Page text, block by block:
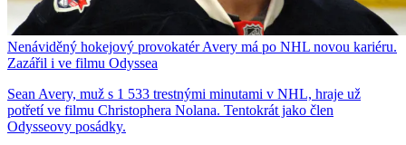
Nenáviděný hokejový provokatér Avery má po NHL novou kariéru.
Zazářil i ve filmu Odyssea
Sean Avery, muž s 1 533 trestnými minutami v NHL, hraje už
potřetí ve filmu Christophera Nolana. Tentokrát jako člen
Odysseovy posádky.